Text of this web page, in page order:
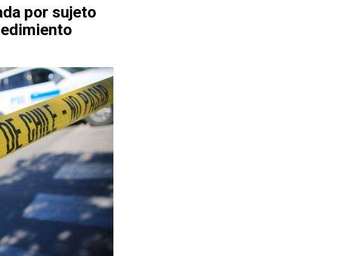
por sujeto